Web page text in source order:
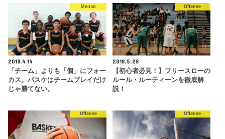
Mental
2018.4.14
「チーム」よりも「個」にフォー
カス。バスケはチームプレイだけ
じゃ勝てない。
Offense
2018.5.28
【初心者必見！】フリースローの
ルール・ルーティーンを徹底解
説！
Offense Offense